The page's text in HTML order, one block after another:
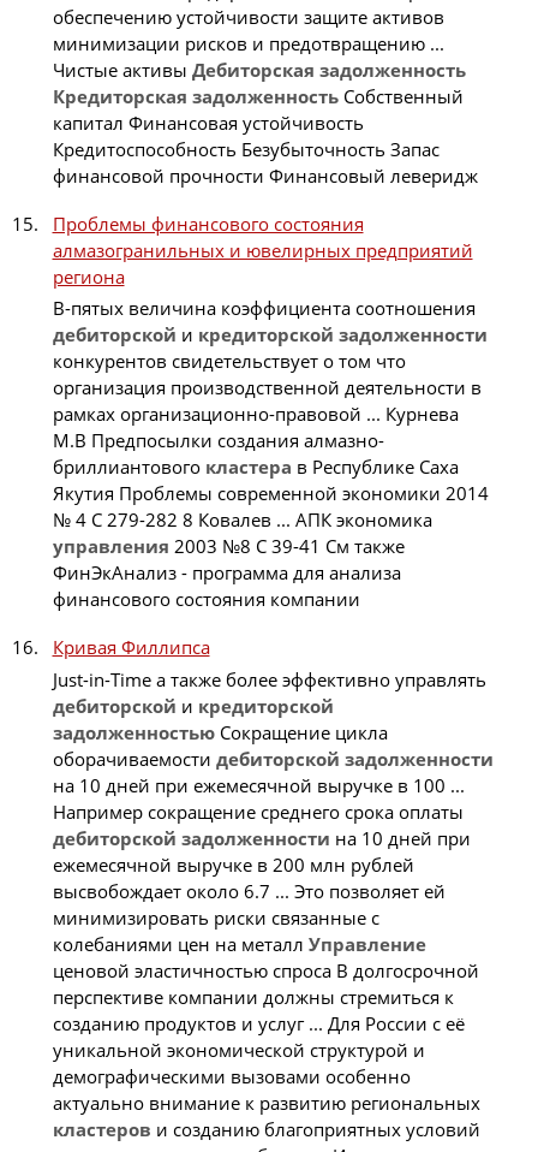
обеспечению устойчивости защите активов
минимизации рисков и предотвращению ...
Чистые активы Дебиторская задолженность
Кредиторская задолженностьСобственный
капитал Финансовая устойчивость
Кредитоспособность Безубыточность Запас
финансовой прочности Финансовый леверидж
Проблемы финансового состояния
алмазогранильных и ювелирных предприятий
региона
В-пятых величина коэффициента соотношения
дебиторской и кредиторской задолженности
конкурентов свидетельствует о том что
организация производственной деятельности в
рамках организационно-правовой ... Курнева
М.В Предпосылки создания алмазно-
бриллиантового кластера в Республике Саха
Якутия Проблемы современной экономики 2014
№ 4 С 279-282 8 Ковалев ... АПК экономика
управления 2003 №8 С 39-41 См также
ФинЭкАнализ - программа для анализа
финансового состояния компании
Кривая Филлипса
Just-in-Time а также более эффективно управлять
дебиторской и кредиторской
задолженностьюСокращение цикла
оборачиваемости дебиторской задолженности
на 10 дней при ежемесячной выручке в 100 ...
Например сокращение среднего срока оплаты
дебиторской задолженности на 10 дней при
ежемесячной выручке в 200 млн рублей
высвобождает около 6.7 ... Это позволяет ей
минимизировать риски связанные с
колебаниями цен на металл Управление
ценовой эластичностью спроса В долгосрочной
перспективе компании должны стремиться к
созданию продуктов и услуг ... Для России с её
уникальной экономической структурой и
демографическими вызовами особенно
актуально внимание к развитию региональных
кластеров и созданию благоприятных условий